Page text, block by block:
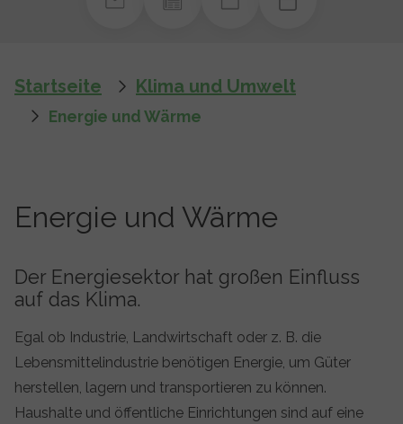
Startseite Klima und Umwelt
Energie und Wärme
Energie und Wärme
Der Energiesektor hat großen Einfluss
auf das Klima.
Egal ob Industrie, Landwirtschaft oder z. B. die
Lebensmittelindustrie benötigen Energie, um Güter
herstellen, lagern und transportieren zu können.
Haushalte und öffentliche Einrichtungen sind auf eine